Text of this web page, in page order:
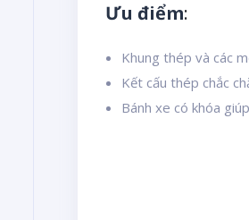
Ưu điểm:
Khung thép và các
Kết cấu thép chắc
Bánh xe có khóa